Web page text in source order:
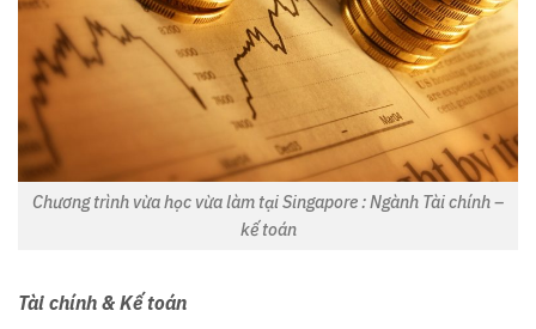
Chương trình vừa học vừa làm tại Singapore : Ngành Tài chính –
kế toán
Tài chính & Kế toán